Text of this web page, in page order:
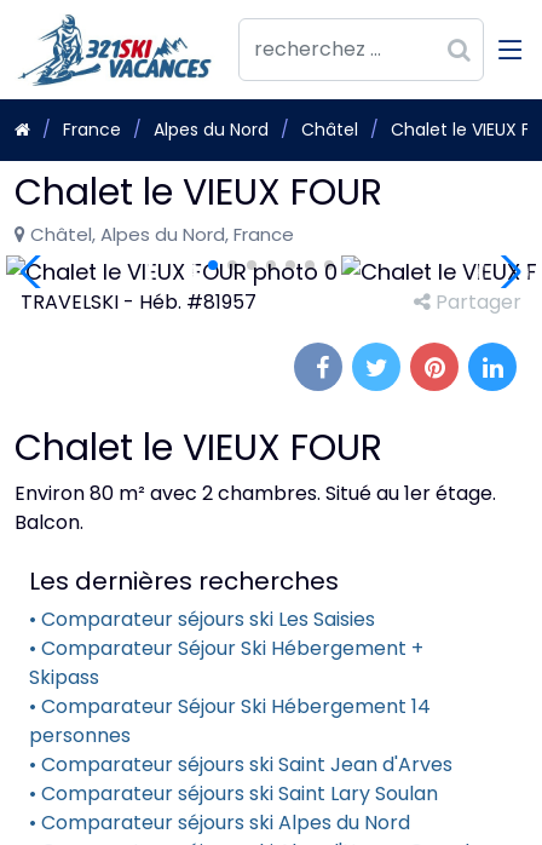
France Alpes du Nord Châtel Chalet le VIEUX
Chalet le VIEUX FOUR
Châtel, Alpes du Nord, France
TRAVELSKI - Héb. #81957 Partager
Chalet le VIEUX FOUR
Environ 80 m² avec 2 chambres. Situé au 1er étage.
Balcon.
Les dernières recherches
• Comparateur séjours ski Les Saisies
• Comparateur Séjour Ski Hébergement +
Skipass
• Comparateur Séjour Ski Hébergement 14
personnes
• Comparateur séjours ski Saint Jean d'Arves
• Comparateur séjours ski Saint Lary Soulan
• Comparateur séjours ski Alpes du Nord